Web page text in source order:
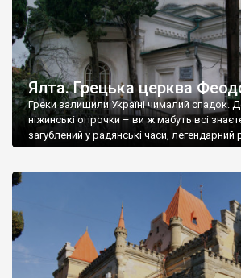
Ялта. Грецька церква
Греки залишили Україні чималий спадок.
ніжинські огірочки – ви ж мабуть всі
загублений у радянські часи,
Ніжин греки?